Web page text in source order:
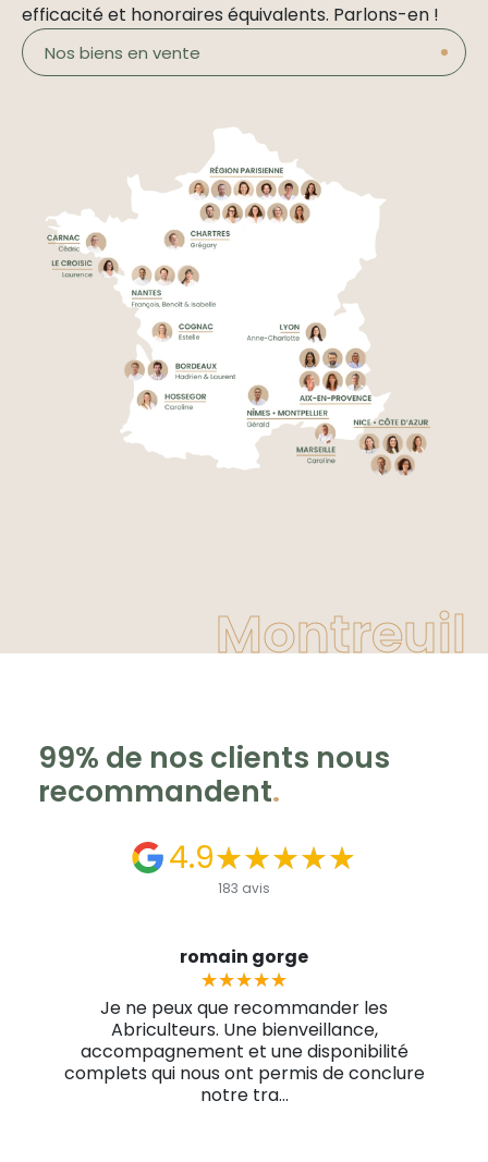
efficacité et honoraires équivalents. Parlons-en !
Nos biens en vente
Montreuil
99% de nos clients nous
recommandent.
4.9★★★★★
★★★★★
183 avis
romain gorge
★★★★★
★★★★★
Je ne peux que recommander les
Abriculteurs. Une bienveillance,
accompagnement et une disponibilité
complets qui nous ont permis de conclure
notre tra...